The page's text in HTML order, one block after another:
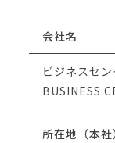
会社名
ビジネスセ
BUSINESS
所在地（本社